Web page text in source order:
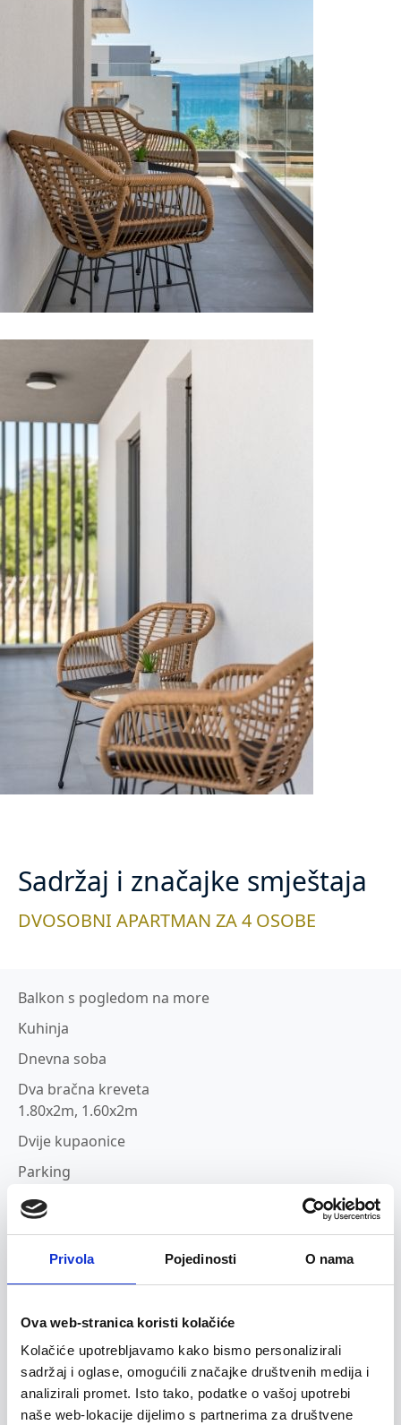
Privola Pojedinosti O nama
Ova web-stranica koristi kolačiće
Kolačiće upotrebljavamo kako bismo personalizirali
sadržaj i oglase, omogućili značajke društvenih medija i
analizirali promet. Isto tako, podatke o vašoj upotrebi
naše web-lokacije dijelimo s partnerima za društvene
Sadržaj i značajke smještaja
DVOSOBNI APARTMAN ZA 4 OSOBE
Balkon s pogledom na more
Kuhinja
Dnevna soba
Dva bračna kreveta
1.80x2m, 1.60x2m
Dvije kupaonice
Parking
Dizalo
Wi-Fi
Klima uređaj
Flat screen TV
Osnovni pribor i posuđe
Pećnica
Štednjak